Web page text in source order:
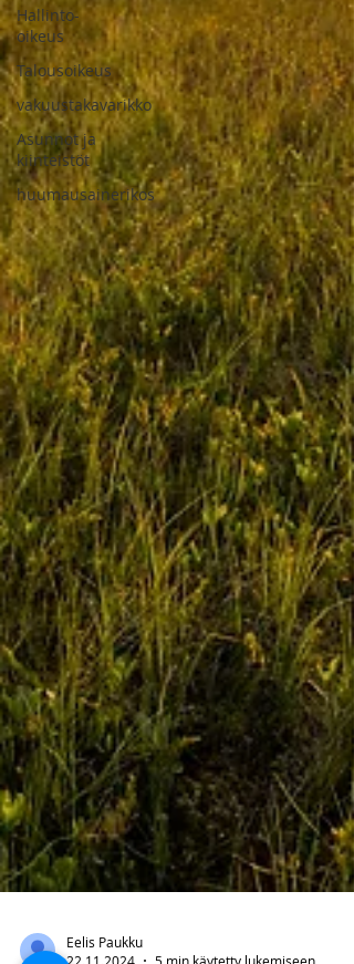
Hallinto-
oikeus
Talousoikeus
vakuustakavarikko
Asunnot ja
kiinteistöt
huumausainerikos